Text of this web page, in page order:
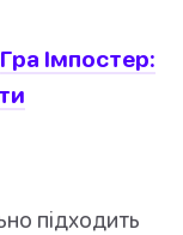
Гра Імпостер:
підходить